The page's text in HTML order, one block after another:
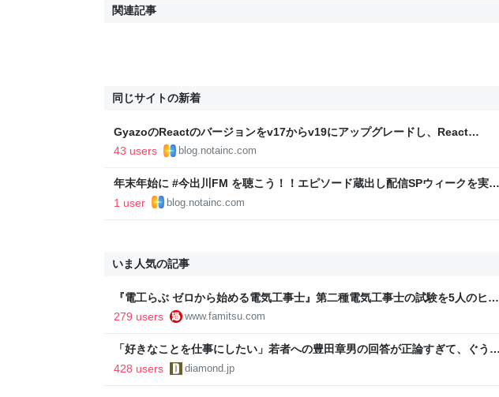
関連記事
同じサイトの新着
GyazoのReactのバージョンをv17からv19にアップグレードし、React
Compilerを有効にしました - Helpfeel Developers' Blog
43 users blog.notainc.com
年末年始に #今出川FM を聴こう！！エピソード蔵出し配信SPウィークを実施
します！！！！！ - Helpfeel Developers' Blog
1 user blog.notainc.com
いま人気の記事
『電工らぶ ゼロから始める電気工事士』第二種電気工事士の試験を5人のヒロ
インと勉強。青春しながら“過去問1000問”や“本番形式CBT模擬試験”で本格的
279 users www.famitsu.com
「好きなことを仕事にしたい」若者への豊田章男の回答が正論すぎて、ぐうの
音も出なかった
428 users diamond.jp